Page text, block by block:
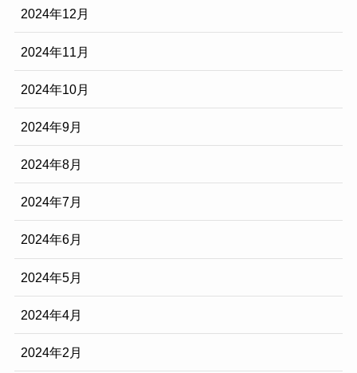
2024年12月
2024年11月
2024年10月
2024年9月
2024年8月
2024年7月
2024年6月
2024年5月
2024年4月
2024年2月